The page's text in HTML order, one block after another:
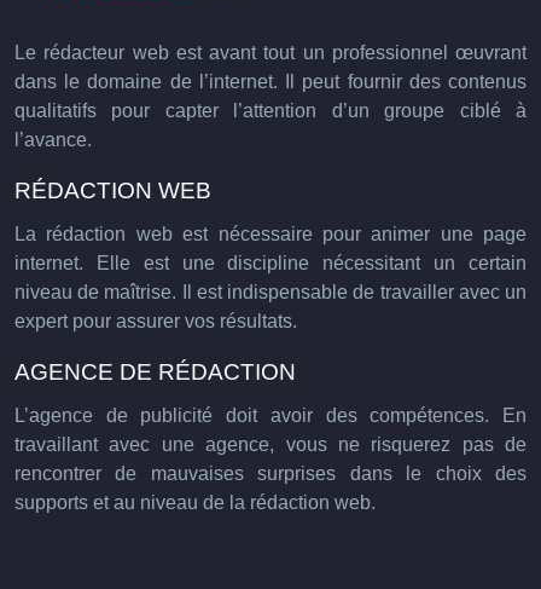
Le rédacteur web est avant tout un professionnel œuvrant
dans le domaine de l’internet. Il peut fournir des contenus
qualitatifs pour capter l’attention d’un groupe ciblé à
l’avance.
RÉDACTION WEB
La rédaction web est nécessaire pour animer une page
internet. Elle est une discipline nécessitant un certain
niveau de maîtrise. Il est indispensable de travailler avec un
expert pour assurer vos résultats.
AGENCE DE RÉDACTION
L’agence de publicité doit avoir des compétences. En
travaillant avec une agence, vous ne risquerez pas de
rencontrer de mauvaises surprises dans le choix des
supports et au niveau de la rédaction web.